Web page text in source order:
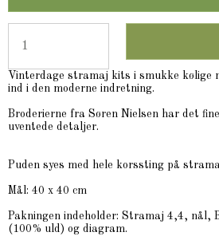
Vinterdage stramaj kits i smukke kølige
ind i den moderne indretning.
Broderierne fra Søren Nielsen har det
uventede detaljer.
Puden syes med hele korssting på
Mål: 40 x 40 cm
Pakningen indeholder: Stramaj 4,4, nål,
(100% uld) og diagram.